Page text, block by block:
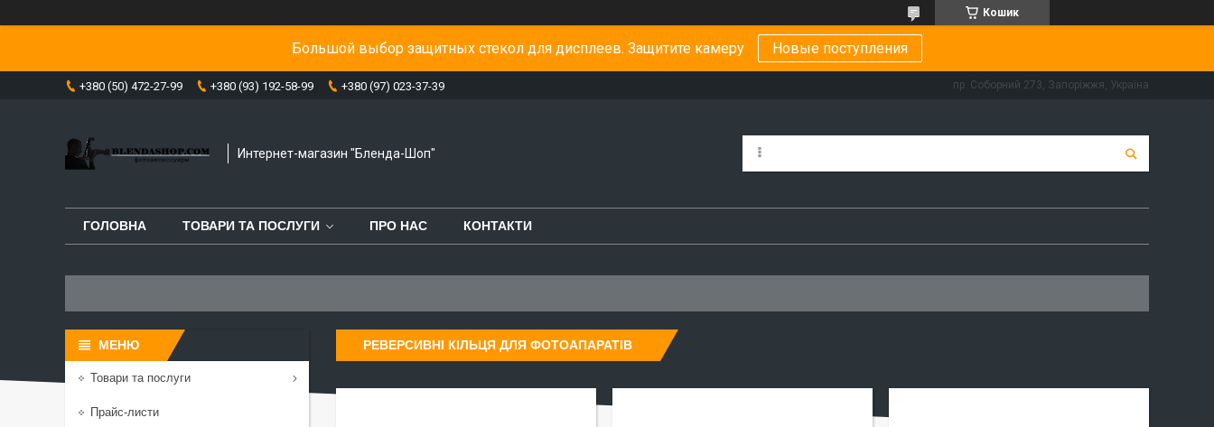
Кошик
Большой выбор защитных стекол для дисплеев. Защитите камеру Новые поступления
+380 (50) 472-27-99 +380 (93) 192-58-99 +380 (97) 023-37-39 пр. Соборний 273, Запоріжжя, Україна
Интернет-магазин "Бленда-Шоп"
ГОЛОВНА ТОВАРИ ТА ПОСЛУГИ ПРО НАС КОНТАКТИ
РЕВЕРСИВНІ КІЛЬЦЯ ДЛЯ ФОТОАПАРАТІВ
Товари та послуги
Прайс-листи